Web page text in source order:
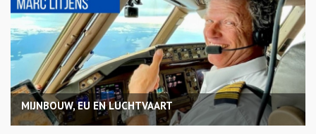
MIJNBOUW, EU EN LUCHTVAART